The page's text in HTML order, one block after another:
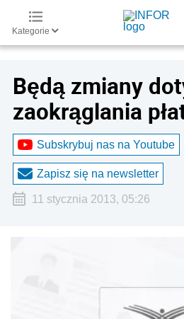
Kategorie
Będą zmiany
zaokrąglania
Subskrybuj nas na Youtube
Zapisz się na newsletter
11 stycznia 2013, 05:26